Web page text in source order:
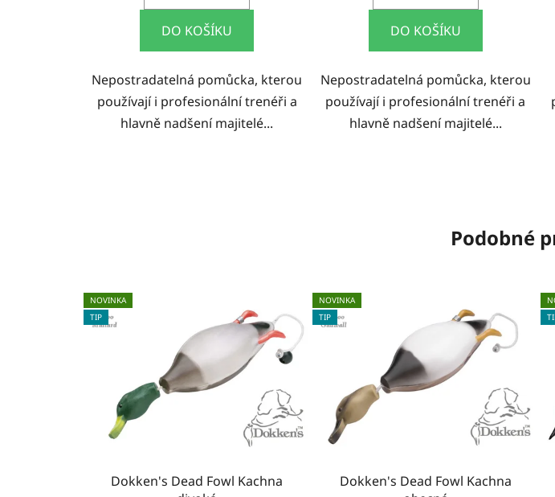
DO KOŠÍKU
Nepostradatelná pomůcka, kterou
používají i profesionální trenéři a
hlavně nadšení majitelé...
DO KOŠÍKU
Nepostradatelná pomůcka, kterou
používají i profesionální trenéři a
hlavně nadšení majitelé...
Podobné
NOVINKA
TIP
Dokken's Dead Fowl Kachna
NOVINKA
TIP
Dokken's Dead Fowl Kachna